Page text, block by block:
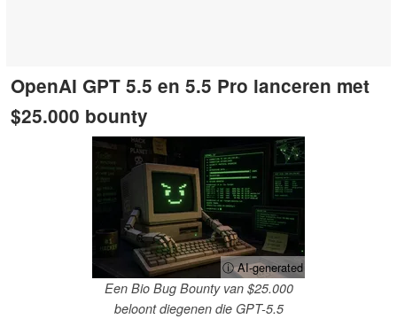
OpenAI GPT 5.5 en 5.5 Pro lanceren met
$25.000 bounty
ⓘ AI-generated
Een Bio Bug Bounty van $25.000
beloont diegenen die GPT-5.5